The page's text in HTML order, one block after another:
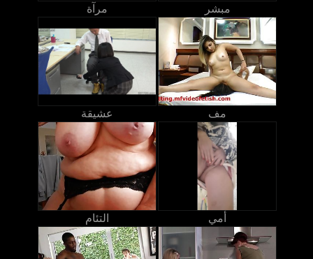
مرآة مبشر
عشيقة مف
التئام أمي